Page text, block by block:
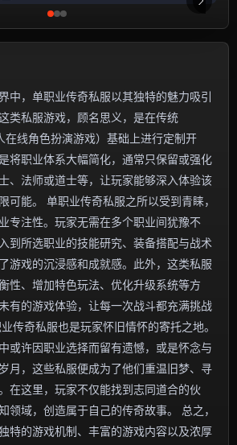
中，单职业传奇私服以其独特的魅力吸引
类私服游戏，顾名思义，是在传统
在线角色扮演游戏）基础上进行定制开
将职业体系大幅简化，通常只保留或强化
、法师或道士等，让玩家能够深入体验该
可能。 单职业传奇私服之所以受到青睐，
专注性。玩家无需在多个职业间犹豫不
到所选职业的技能研究、装备搭配与战术
游戏的沉浸感和成就感。此外，这类私服
性、增加特色玩法、优化升级系统等方
有的游戏体验，让每一次战斗都充满挑战
传奇私服也是玩家怀旧情怀的寄托之地。
或许因职业选择而留有遗憾，或是怀念与
月，这些私服便成为了他们重温旧梦、寻
在这里，玩家不仅能找到志同道合的伙
领域，创造属于自己的传奇故事。 总之，
特的游戏机制、丰富的游戏内容以及浓厚